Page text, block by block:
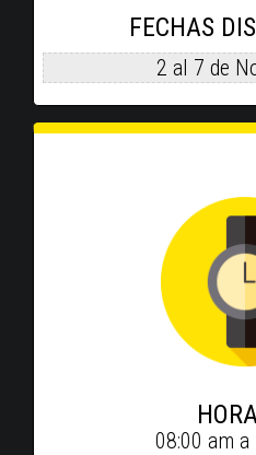
FECHAS
2 al 7 de
08:00 am